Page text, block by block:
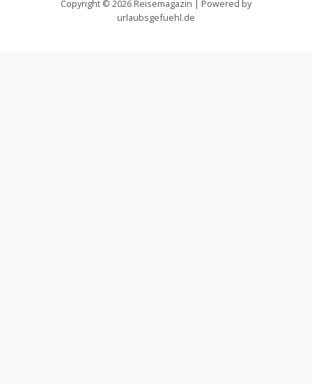
Copyright © 2026 Reisemagazin | Powered by
urlaubsgefuehl.de